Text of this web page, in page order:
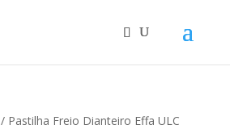
/ Pastilha Freio Dianteiro Effa ULC